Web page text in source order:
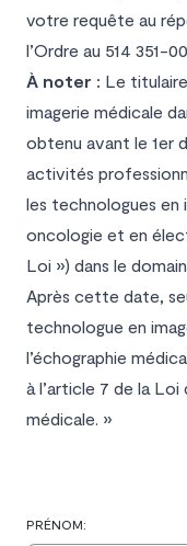
votre requête au
l’Ordre au 514 351-
À noter : Le
imagerie médicale
obtenu avant le 1er
activités
les technologues en
oncologie et en
Loi ») dans le
Après cette date,
technologue en
l’échographie
à l’article 7 de la Loi
médicale. »
PRÉNOM: